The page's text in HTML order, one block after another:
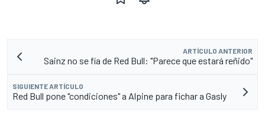
ARTÍCULO ANTERIOR
Sainz no se fía de Red Bull: "Parece que estará reñido"
SIGUIENTE ARTÍCULO
Red Bull pone "condiciones" a Alpine para fichar a Gasly